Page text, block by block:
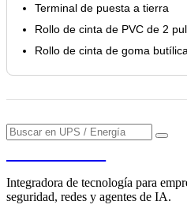
Terminal de puesta a tierra
Rollo de cinta de PVC de 2
Rollo de cinta de goma
Integradora de tecnología para
seguridad, redes y agentes de IA.